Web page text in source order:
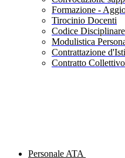
Formazione -
Tirocinio Docenti
Codice Disciplinare
Modulistica
Contrattazione
Contratto
Personale ATA